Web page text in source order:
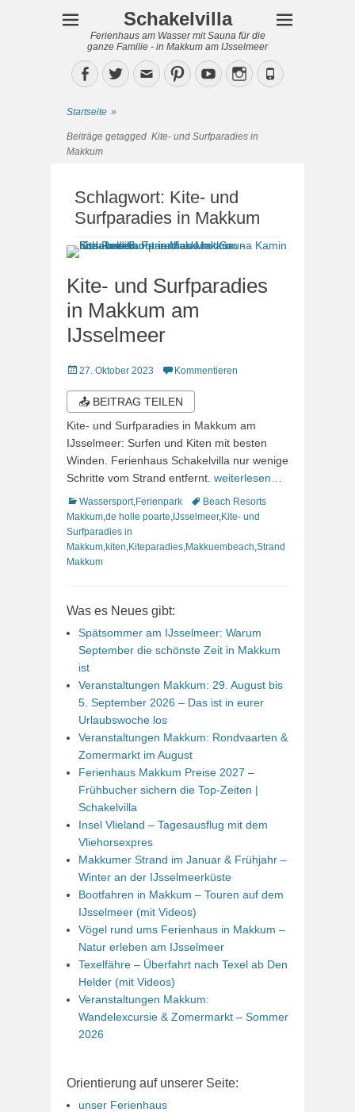
Schakelvilla
Ferienhaus am Wasser mit Sauna für die
ganze Familie - in Makkum am IJsselmeer
Facebook
TwitterEmailPinterestYouTubeInstagram
Phone
Startseite »
Beiträge getagged Kite- und Surfparadies in
Makkum
Schlagwort: Kite- und
Surfparadies in Makkum
Kite- und Surfparadies
in Makkum am
IJsselmeer
Veröffentlicht
27. Oktober 2023 Kommentieren
📤 BEITRAG TEILEN
Kite- und Surfparadies in Makkum am
IJsselmeer: Surfen und Kiten mit besten
Winden. Ferienhaus Schakelvilla nur wenige
Schritte vom Strand entfernt. weiterlesen…
Kategorien
Wassersport,Ferienpark Schlagworte
Beach Resorts
Makkum,de holle poarte, IJsselmeer,Kite- und
Surfparadies in
Makkum,kiten,Kiteparadies,Makkuembeach,Strand
Makkum
Was es Neues gibt:
Spätsommer am IJsselmeer: Warum
September die schönste Zeit in Makkum
ist
Veranstaltungen Makkum: 29. August bis
5. September 2026 – Das ist in eurer
Urlaubswoche los
Veranstaltungen Makkum: Rondvaarten &
Zomermarkt im August
Ferienhaus Makkum Preise 2027 –
Frühbucher sichern die Top-Zeiten |
Schakelvilla
Insel Vlieland – Tagesausflug mit dem
Vliehorsexpres
Makkumer Strand im Januar & Frühjahr –
Winter an der IJsselmeerküste
Bootfahren in Makkum – Touren auf dem
IJsselmeer (mit Videos)
Vögel rund ums Ferienhaus in Makkum –
Natur erleben am IJsselmeer
Texelfähre – Überfahrt nach Texel ab Den
Helder (mit Videos)
Veranstaltungen Makkum:
Wandelexcursie & Zomermarkt – Sommer
2026
Orientierung auf unserer Seite:
unser Ferienhaus